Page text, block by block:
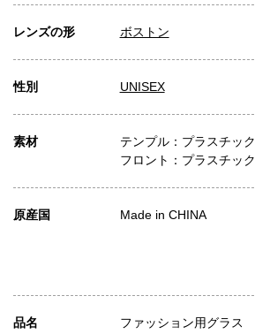
レンズの形 ボストン
性別 UNISEX
素材
テンプル：プラスチック
フロント：プラスチック
原産国 Made in CHINA
品名 ファッション用グラス